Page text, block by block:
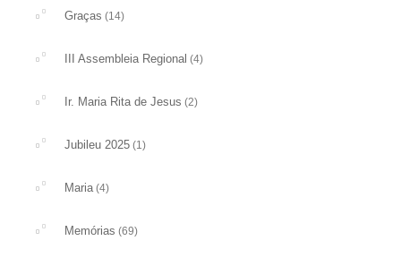
Graças (14)
III Assembleia Regional (4)
Ir. Maria Rita de Jesus (2)
Jubileu 2025 (1)
Maria(4)
Memórias (69)